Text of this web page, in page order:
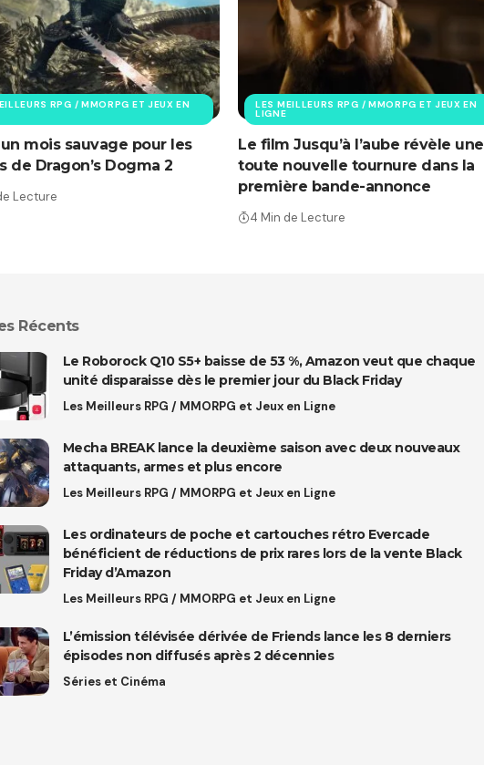
RPG / MMORPG ET JEUX EN
mois sauvage pour les
de Dragon’s Dogma 2
Lecture
LES MEILLEURS RPG / MMORPG ET JEUX EN
LIGNE
Le film Jusqu’à l’aube révèle une
toute nouvelle tournure dans la
première bande-annonce
4 Min de Lecture
Récents
Le Roborock Q10 S5+ baisse de 53 %, Amazon veut que chaque
unité disparaisse dès le premier jour du Black Friday
Les Meilleurs RPG / MMORPG et Jeux en Ligne
Mecha BREAK lance la deuxième saison avec deux nouveaux
attaquants, armes et plus encore
Les Meilleurs RPG / MMORPG et Jeux en Ligne
Les ordinateurs de poche et cartouches rétro Evercade
bénéficient de réductions de prix rares lors de la vente Black
Friday d’Amazon
Les Meilleurs RPG / MMORPG et Jeux en Ligne
L’émission télévisée dérivée de Friends lance les 8 derniers
épisodes non diffusés après 2 décennies
Séries et Cinéma